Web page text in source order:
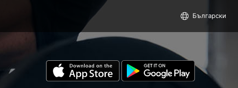
Български